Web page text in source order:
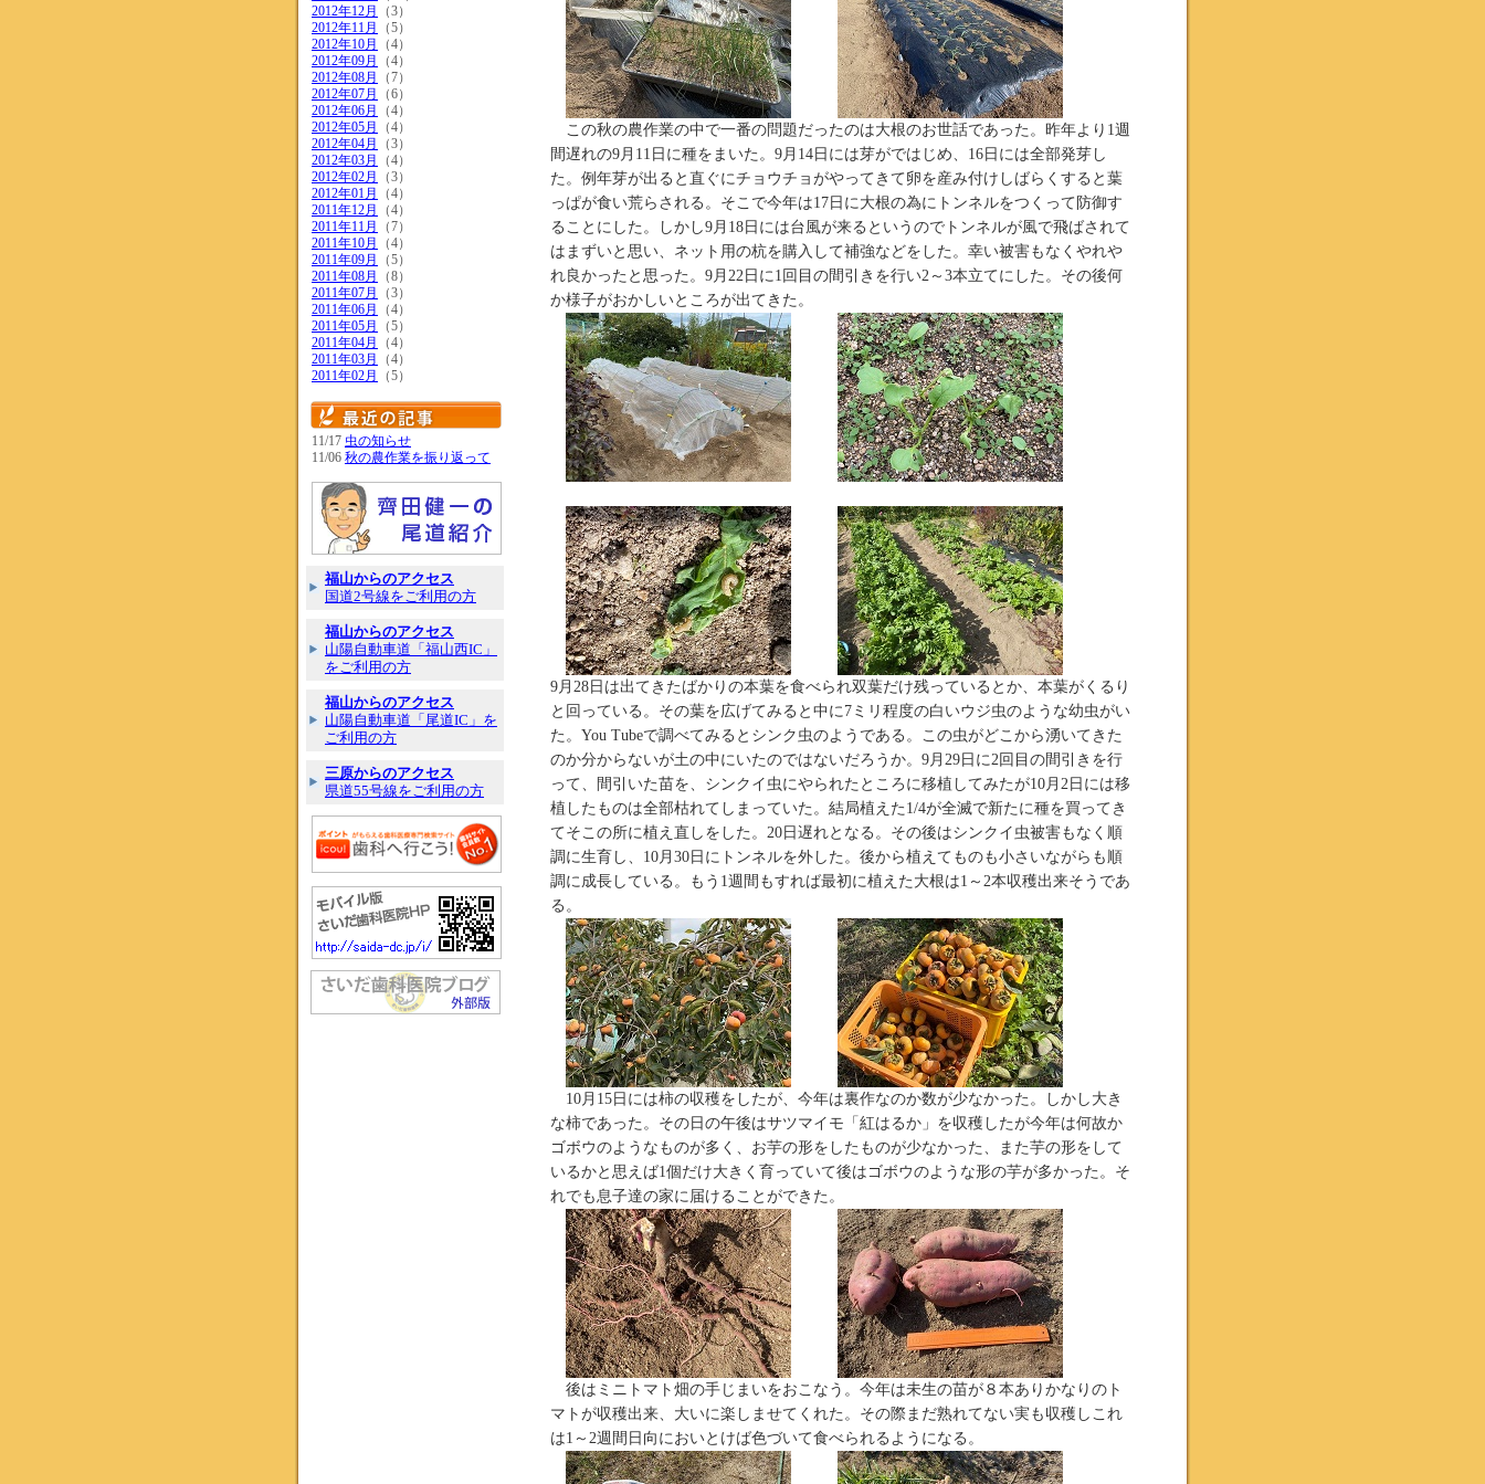
2012年12月
（3）
2012年11月
（5）
2012年10月
（4）
2012年09月
（4）
2012年08月
（7）
2012年07月
（6）
2012年06月
（4）
2012年05月
（4）
2012年04月
（3）
2012年03月
（4）
2012年02月
（3）
2012年01月
（4）
2011年12月
（4）
2011年11月
（7）
2011年10月
（4）
2011年09月
（5）
2011年08月
（8）
2011年07月
（3）
2011年06月
（4）
2011年05月
（5）
2011年04月
（4）
2011年03月
（4）
2011年02月
（5）
11/17 虫の知らせ
11/06 秋の農作業を振り返って
福山からのアクセス
国道2号線をご利用の方
福山からのアクセス
山陽自動車道「福山西IC」
をご利用の方
福山からのアクセス
山陽自動車道「尾道IC」を
ご利用の方
三原からのアクセス
県道55号線をご利用の方
この秋の農作業の中で一番の問題だったのは大根のお世話であった。昨年より1週
間遅れの9月11日に種をまいた。9月14日には芽がではじめ、16日には全部発芽し
た。例年芽が出ると直ぐにチョウチョがやってきて卵を産み付けしばらくすると葉
っぱが食い荒らされる。そこで今年は17日に大根の為にトンネルをつくって防御す
ることにした。しかし9月18日には台風が来るというのでトンネルが風で飛ばされて
はまずいと思い、ネット用の杭を購入して補強などをした。幸い被害もなくやれや
れ良かったと思った。9月22日に1回目の間引きを行い2～3本立てにした。その後何
か様子がおかしいところが出てきた。
9月28日は出てきたばかりの本葉を食べられ双葉だけ残っているとか、本葉がくるり
と回っている。その葉を広げてみると中に7ミリ程度の白いウジ虫のような幼虫がい
た。You Tubeで調べてみるとシンク虫のようである。この虫がどこから湧いてきた
のか分からないが土の中にいたのではないだろうか。9月29日に2回目の間引きを行
って、間引いた苗を、シンクイ虫にやられたところに移植してみたが10月2日には移
植したものは全部枯れてしまっていた。結局植えた1/4が全滅で新たに種を買ってき
てそこの所に植え直しをした。20日遅れとなる。その後はシンクイ虫被害もなく順
調に生育し、10月30日にトンネルを外した。後から植えてものも小さいながらも順
調に成長している。もう1週間もすれば最初に植えた大根は1～2本収穫出来そうであ
る。
10月15日には柿の収穫をしたが、今年は裏作なのか数が少なかった。しかし大き
な柿であった。その日の午後はサツマイモ「紅はるか」を収穫したが今年は何故か
ゴボウのようなものが多く、お芋の形をしたものが少なかった、また芋の形をして
いるかと思えば1個だけ大きく育っていて後はゴボウのような形の芋が多かった。そ
れでも息子達の家に届けることができた。
後はミニトマト畑の手じまいをおこなう。今年は未生の苗が８本ありかなりのト
マトが収穫出来、大いに楽しませてくれた。その際まだ熟れてない実も収穫しこれ
は1～2週間日向においとけば色づいて食べられるようになる。